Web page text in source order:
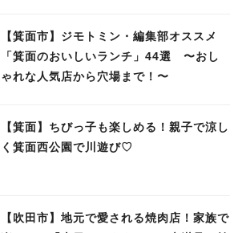
【箕面市】ジモトミン・編集部オススメ
「箕面のおいしいランチ」44選 〜おし
ゃれな人気店から穴場まで！〜
【箕面】ちびっ子も楽しめる！親子で涼し
く箕面西公園で川遊び♡
【吹田市】地元で愛される焼肉店！家族で